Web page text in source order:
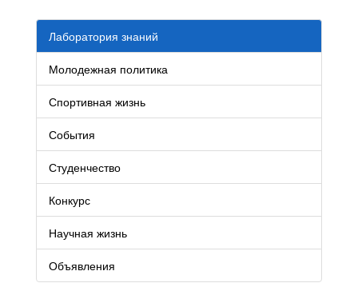
Лаборатория знаний
Молодежная политика
Спортивная жизнь
События
Студенчество
Конкурс
Научная жизнь
Объявления